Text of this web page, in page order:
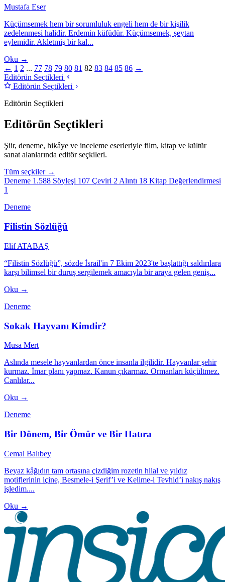
Mustafa Eser
Küçümsemek hem bir sorumluluk engeli hem de bir kişilik
zedelenmesi halidir. Erdemin küfüdür. Küçümsemek, şeytan
eylemidir. Akletmiş bir kal...
Oku →
← 1 2 ... 77 78 79 80 81 82 83 84 85 86 →
Editörün Seçtikleri
Editörün Seçtikleri
Editörün Seçtikleri
Editörün Seçtikleri
Şiir, deneme, hikâye ve inceleme eserleriyle film, kitap ve kültür
sanat alanlarında editör seçkileri.
Tüm seçkiler →
Deneme 1.588 Söyleşi 107 Çeviri 2 Alıntı 18 Kitap Değerlendirmesi
1
Deneme
Filistin Sözlüğü
Elif ATABAŞ
“Filistin Sözlüğü”, sözde İsrail'in 7 Ekim 2023'te başlattığı saldırılara
karşı bilimsel bir duruş sergilemek amacıyla bir araya gelen geniş...
Oku →
Deneme
Sokak Hayvanı Kimdir?
Musa Mert
Aslında mesele hayvanlardan önce insanla ilgilidir. Hayvanlar şehir
kurmaz. İmar planı yapmaz. Kanun çıkarmaz. Ormanları küçültmez.
Canlılar...
Oku →
Deneme
Bir Dönem, Bir Ömür ve Bir Hatıra
Cemal Balıbey
Beyaz kâğıdın tam ortasına çizdiğim rozetin hilal ve yıldız
motiflerinin içine, Besmele-i Şerif’i ve Kelime-i Tevhid’i nakış nakış
işledim....
Oku →